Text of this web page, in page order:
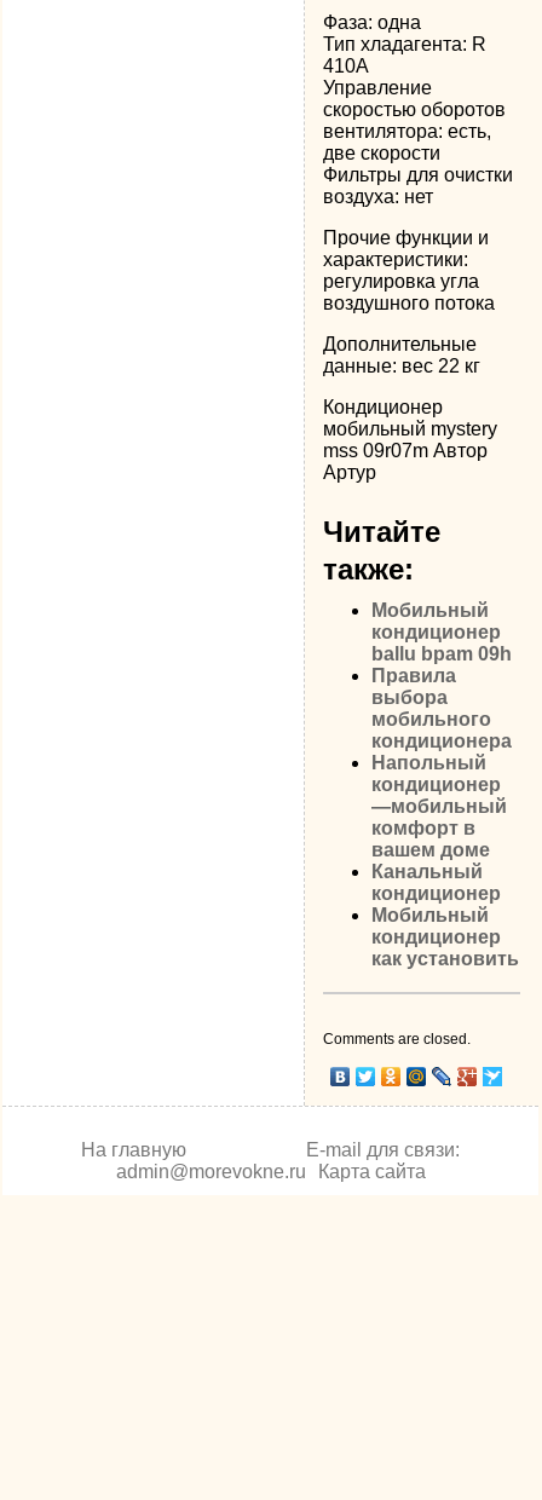
Фаза: одна
Тип хладагента: R
410A
Управление
скоростью оборотов
вентилятора: есть,
две скорости
Фильтры для очистки
воздуха: нет
Прочие функции и
характеристики:
регулировка угла
воздушного потока
Дополнительные
данные: вес 22 кг
Кондиционер
мобильный mystery
mss 09r07m Автор
Артур
Читайте
также:
Мобильный
кондиционер
ballu bpam 09h
Правила
выбора
мобильного
кондиционера
Напольный
кондиционер
—мобильный
комфорт в
вашем доме
Канальный
кондиционер
Мобильный
кондиционер
как установить
Comments are closed.
На главную
E-mail для связи:
admin@morevokne.ru
Карта сайта